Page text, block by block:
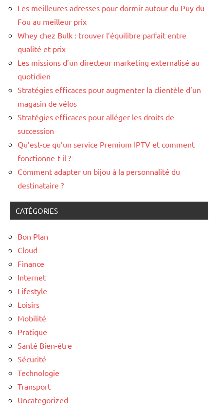
Les meilleures adresses pour dormir autour du Puy du
Fou au meilleur prix
Whey chez Bulk : trouver l’équilibre parfait entre
qualité et prix
Les missions d’un directeur marketing externalisé au
quotidien
Stratégies efficaces pour augmenter la clientèle d’un
magasin de vélos
Stratégies efficaces pour alléger les droits de
succession
Qu’est-ce qu’un service Premium IPTV et comment
fonctionne-t-il ?
Comment adapter un bijou à la personnalité du
destinataire ?
CATÉGORIES
Bon Plan
Cloud
Finance
Internet
Lifestyle
Loisirs
Mobilité
Pratique
Santé Bien-être
Sécurité
Technologie
Transport
Uncategorized